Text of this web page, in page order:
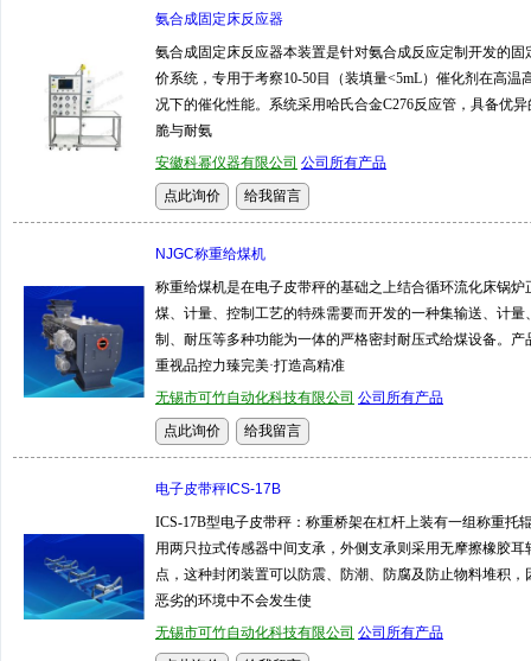
氨合成固定床反应器
氨合成固定床反应器本装置是针对氨合成反应定制开发的固
价系统，专用于考察10-50目（装填量<5mL）催化剂在高温
况下的催化性能。系统采用哈氏合金C276反应管，具备优异
脆与耐氨
安徽科幂仪器有限公司 公司所有产品
NJGC称重给煤机
称重给煤机是在电子皮带秤的基础之上结合循环流化床锅炉
煤、计量、控制工艺的特殊需要而开发的一种集输送、计量
制、耐压等多种功能为一体的严格密封耐压式给煤设备。产
重视品控力臻完美·打造高精准
无锡市可竹自动化科技有限公司 公司所有产品
电子皮带秤ICS-17B
ICS-17B型电子皮带秤：称重桥架在杠杆上装有一组称重托
用两只拉式传感器中间支承，外侧支承则采用无摩擦橡胶耳
点，这种封闭装置可以防震、防潮、防腐及防止物料堆积，
恶劣的环境中不会发生使
无锡市可竹自动化科技有限公司 公司所有产品